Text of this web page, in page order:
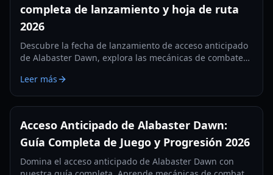
completa de lanzamiento y hoja de ruta
2026
Descubre la fecha de lanzamiento de acceso anticipado
de Alabaster Dawn, explora las mecánicas de combate
guía completa de 2026.
Leer más
Acceso Anticipado de Alabaster Dawn:
Guía Completa de Juego y Progresión 2026
Domina el acceso anticipado de Alabaster Dawn con